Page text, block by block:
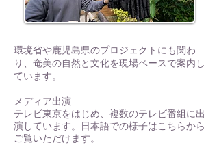
環境省や鹿児島県のプロジェクトにも関わ
り、奄美の自然と文化を現場ベースで案内し
ています。
メディア出演
テレビ東京をはじめ、複数のテレビ番組に出
演しています。日本語での様子はこちらから
ご覧いただけます。